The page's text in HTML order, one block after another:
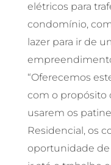
elétricos para
condomínio,
lazer para ir de
“Oferecemos
com o propósito
usarem os
Residencial, os
oportunidade de